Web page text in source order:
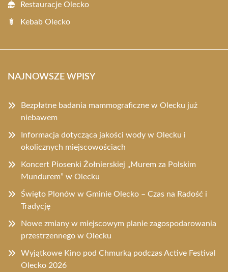
Restauracje Olecko
Kebab Olecko
NAJNOWSZE WPISY
Bezpłatne badania mammograficzne w Olecku już
niebawem
Informacja dotycząca jakości wody w Olecku i
okolicznych miejscowościach
Koncert Piosenki Żołnierskiej „Murem za Polskim
Mundurem” w Olecku
Święto Plonów w Gminie Olecko – Czas na Radość i
Tradycję
Nowe zmiany w miejscowym planie zagospodarowania
przestrzennego w Olecku
Wyjątkowe Kino pod Chmurką podczas Active Festival
Olecko 2026